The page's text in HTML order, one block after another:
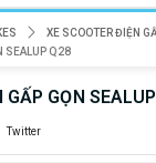
XE SCOOTER ĐIỆN
SEALUP Q28
GẤP GỌN
Twitter